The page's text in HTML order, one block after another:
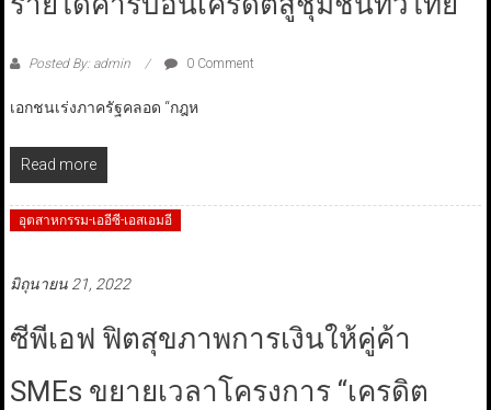
Posted By: admin 0 Comment
เอกชนเร่งภาครัฐคลอด “กฎห
Read more
อุตสาหกรรม-เออีซี-เอสเอมอี
มิถุนายน 21, 2022
ซีพีเอฟ ฟิตสุขภาพการเงินให้คู่ค้า
SMEs ขยายเวลาโครงการ “เครดิต